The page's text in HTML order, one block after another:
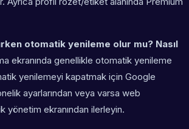
otomatik yenileme olur mu? Nasıl
ekranında genellikle otomatik yenileme
yenilemeyi kapatmak için Google
ayarlarından veya varsa web
yönetim ekranından ilerleyin.